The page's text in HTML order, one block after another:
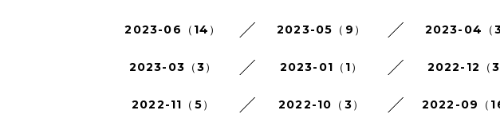
2023-06（14） 2023-05（9） 2023-04（3
2023-03（3） 2023-01（1） 2022-12（3
2022-11（5） 2022-10（3） 2022-09（16